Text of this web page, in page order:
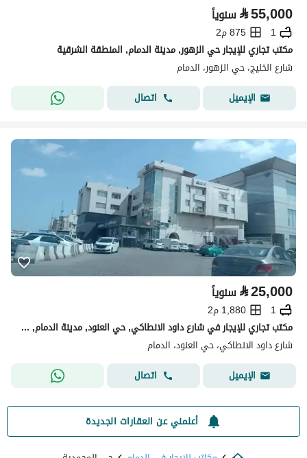
⃁55,000 سنوياً
1
875 م2
مكتب تجاري للإيجار حي الزهور, مدينة الدمام, المنطقة الشرقية
شارع الخليج، حي الزهور، الدمام
الإيميل
اتصال
⃁25,000 سنوياً
1
1,880 م2
مكتب تجاري للإيجار في شارع داود الانطاكي, حي العنود, مدينة الدمام, المنطقة الشرقية
شارع داود الانطاكي، حي العنود، الدمام
الإيميل
اتصال
أعلمني عن العقارات الجديدة